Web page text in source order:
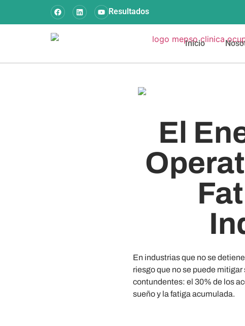
Resultados
Inicio
El
En industrias que no se
riesgo que no se puede
contundentes: el 30% de los
sueño y la fatiga acumulada.